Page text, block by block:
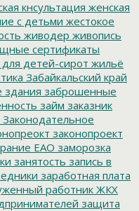
кнсультация женская
с детьми жестокое
живодер живопись
сертификаты
детей-сирот жильё
Забайкальский край
заброшенные
займ заказник
Законодательное
законопроект
ЕАО заморозка
занятость запись в
заработная плата
работник ЖКХ
защита